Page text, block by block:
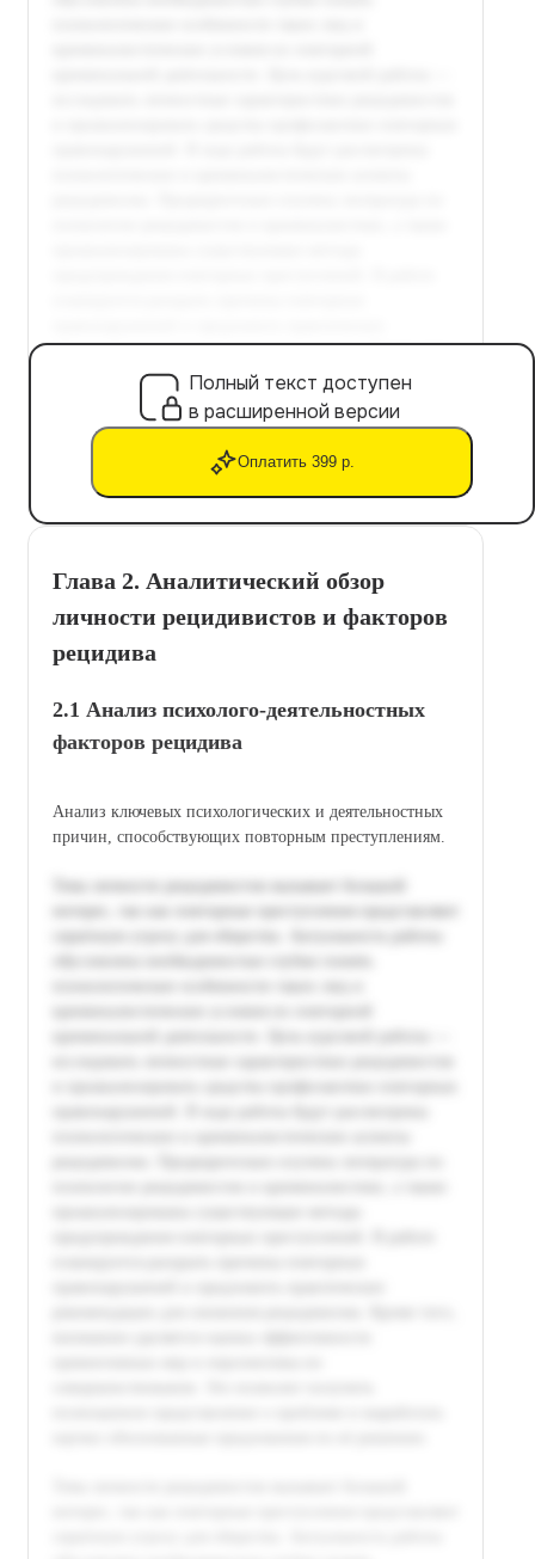
Полный текст доступен
в расширенной версии
Оплатить 399 р.
Глава 2. Аналитический обзор
личности рецидивистов и факторов
рецидива
2.1 Анализ психолого-деятельностных
факторов рецидива
Анализ ключевых психологических и деятельностных
причин, способствующих повторным преступлениям.